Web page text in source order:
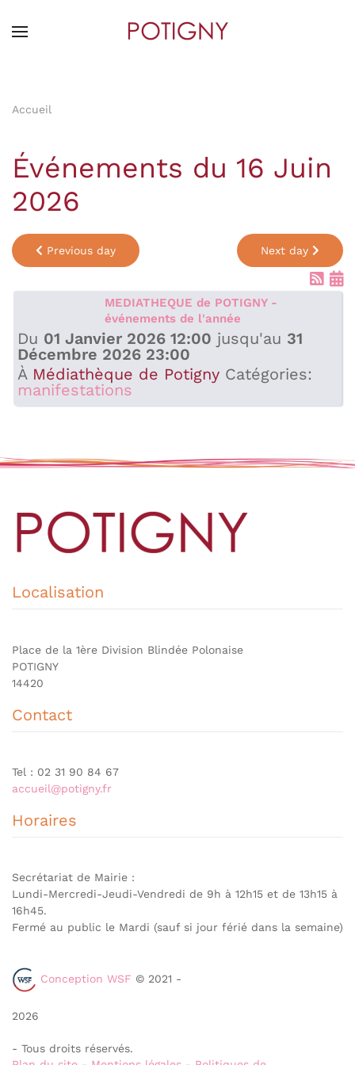
content
Accueil
Événements du 16 Juin
2026
Previous day Next day
MEDIATHEQUE de POTIGNY -
événements de l'année
Du 01 Janvier 2026 12:00 jusqu'au 31
Décembre 2026 23:00
À Médiathèque de Potigny Catégories:
manifestations
Localisation
Place de la 1ère Division Blindée Polonaise
POTIGNY
14420
Contact
Tel : 02 31 90 84 67
accueil@potigny.fr
Horaires
Secrétariat de Mairie :
Lundi-Mercredi-Jeudi-Vendredi de 9h à 12h15 et de 13h15 à
16h45.
Fermé au public le Mardi (sauf si jour férié dans la semaine)
Conception WSF © 2021 -
2026
- Tous droits réservés.